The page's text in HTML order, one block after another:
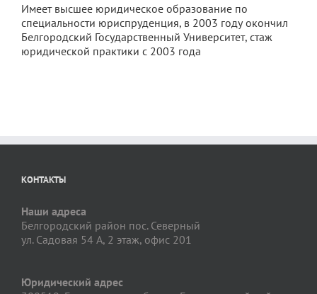
Имеет высшее юридическое образование по
специальности юриспруденция, в 2003 году окончил
Белгородский Государственный Университет, стаж
юридической практики с 2003 года
КОНТАКТЫ
Наши адреса
Белгородский район пос. Северный
ул. Садовая 54 А, 2 этаж, офис 201
Юридический адрес